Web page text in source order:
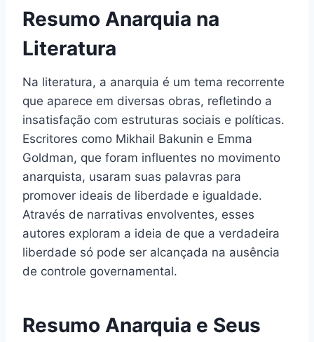
Resumo Anarquia na
Literatura
Na literatura, a anarquia é um tema recorrente
que aparece em diversas obras, refletindo a
insatisfação com estruturas sociais e políticas.
Escritores como Mikhail Bakunin e Emma
Goldman, que foram influentes no movimento
anarquista, usaram suas palavras para
promover ideais de liberdade e igualdade.
Através de narrativas envolventes, esses
autores exploram a ideia de que a verdadeira
liberdade só pode ser alcançada na ausência
de controle governamental.
Resumo Anarquia e Seus